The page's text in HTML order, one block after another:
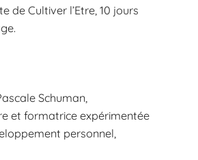
de Cultiver l’Etre, 10 jours
Schuman,
et formatrice expérimentée
personnel,